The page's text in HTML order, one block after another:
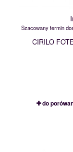
Szacowany termin
CIRILO
do